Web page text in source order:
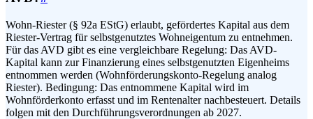
Wohn-Riester (§ 92a EStG) erlaubt, gefördertes Kapital aus dem
Riester-Vertrag für selbstgenutztes Wohneigentum zu entnehmen.
Für das AVD gibt es eine vergleichbare Regelung: Das AVD-
Kapital kann zur Finanzierung eines selbstgenutzten Eigenheims
entnommen werden (Wohnförderungskonto-Regelung analog
Riester). Bedingung: Das entnommene Kapital wird im
Wohnförderkonto erfasst und im Rentenalter nachbesteuert. Details
folgen mit den Durchführungsverordnungen ab 2027.